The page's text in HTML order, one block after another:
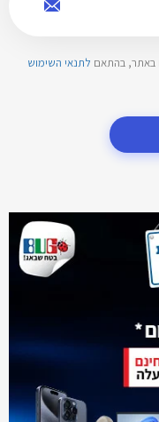
באתר, בהתאם לתנאי השימוש